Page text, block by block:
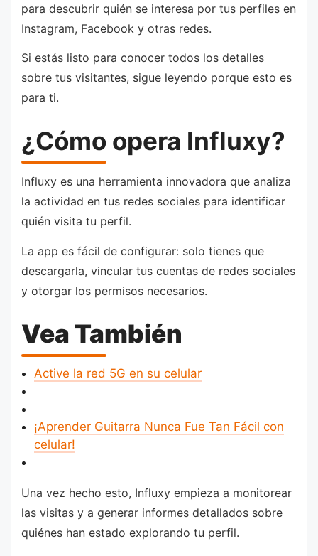
para descubrir quién se interesa por tus perfiles en
Instagram, Facebook y otras redes.
Si estás listo para conocer todos los detalles
sobre tus visitantes, sigue leyendo porque esto es
para ti.
¿Cómo opera Influxy?
Influxy es una herramienta innovadora que analiza
la actividad en tus redes sociales para identificar
quién visita tu perfil.
La app es fácil de configurar: solo tienes que
descargarla, vincular tus cuentas de redes sociales
y otorgar los permisos necesarios.
Vea También
Active la red 5G en su celular
¡Aprender Guitarra Nunca Fue Tan Fácil con
celular!
Una vez hecho esto, Influxy empieza a monitorear
las visitas y a generar informes detallados sobre
quiénes han estado explorando tu perfil.